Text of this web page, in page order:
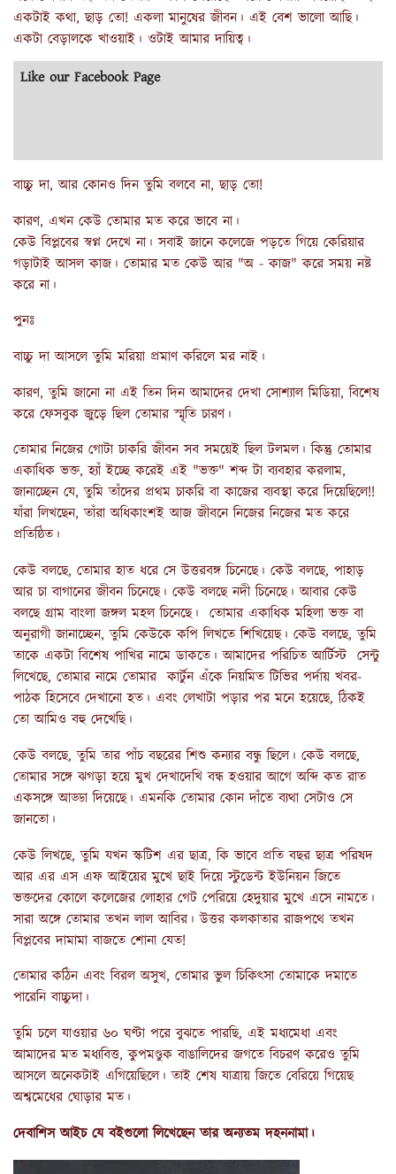
একটাই কথা, ছাড় তো! একলা মানুষের জীবন। এই বেশ ভালো আছি।
একটা বেড়ালকে খাওয়াই। ওটাই আমার দায়িত্ব।
Like our Facebook Page
বাচ্চু দা, আর কোনও দিন তুমি বলবে না, ছাড় তো!
কারণ, এখন কেউ তোমার মত করে ভাবে না।
কেউ বিপ্লবের স্বপ্ন দেখে না। সবাই জানে কলেজে পড়তে গিয়ে কেরিয়ার
গড়াটাই আসল কাজ। তোমার মত কেউ আর "অ - কাজ" করে সময় নষ্ট
করে না।
পুনঃ
বাচ্চু দা আসলে তুমি মরিয়া প্রমাণ করিলে মর নাই।
কারণ, তুমি জানো না এই তিন দিন আমাদের দেখা সোশ্যাল মিডিয়া, বিশেষ
করে ফেসবুক জুড়ে ছিল তোমার স্মৃতি চারণ।
তোমার নিজের গোটা চাকরি জীবন সব সময়েই ছিল টলমল। কিন্তু তোমার
একাধিক ভক্ত, হ্যাঁ ইচ্ছে করেই এই "ভক্ত" শব্দ টা ব্যবহার করলাম,
জানাচ্ছেন যে, তুমি তাঁদের প্রথম চাকরি বা কাজের ব্যবস্থা করে দিয়েছিলে!!
যাঁরা লিখছেন, তাঁরা অধিকাংশই আজ জীবনে নিজের নিজের মত করে
প্রতিষ্ঠিত।
কেউ বলছে, তোমার হাত ধরে সে উত্তরবঙ্গ চিনেছে। কেউ বলছে, পাহাড়
আর চা বাগানের জীবন চিনেছে। কেউ বলছে নদী চিনেছে। আবার কেউ
বলছে গ্রাম বাংলা জঙ্গল মহল চিনেছে। তোমার একাধিক মহিলা ভক্ত বা
অনুরাগী জানাচ্ছেন, তুমি কেউকে কপি লিখতে শিখিয়েছ। কেউ বলছে, তুমি
তাকে একটা বিশেষ পাখির নামে ডাকতে। আমাদের পরিচিত আর্টিস্ট সেন্টু
লিখেছে, তোমার নামে তোমার কার্টুন এঁকে নিয়মিত টিভির পর্দায় খবর-
পাঠক হিসেবে দেখানো হত। এবং লেখাটা পড়ার পর মনে হয়েছে, ঠিকই
তো আমিও বহু দেখেছি।
কেউ বলছে, তুমি তার পাঁচ বছরের শিশু কন্যার বন্ধু ছিলে। কেউ বলছে,
তোমার সঙ্গে ঝগড়া হয়ে মুখ দেখাদেখি বন্ধ হওয়ার আগে অব্দি কত রাত
একসঙ্গে আড্ডা দিয়েছে। এমনকি তোমার কোন দাঁতে ব্যথা সেটাও সে
জানতো।
কেউ লিখছে, তুমি যখন স্কটিশ এর ছাত্র, কি ভাবে প্রতি বছর ছাত্র পরিষদ
আর এর এস এফ আইয়ের মুখে ছাই দিয়ে স্টুডেন্ট ইউনিয়ন জিতে
ভক্তদের কোলে কলেজের লোহার গেট পেরিয়ে হেদুয়ার মুখে এসে নামতে।
সারা অঙ্গে তোমার তখন লাল আবির। উত্তর কলকাতার রাজপথে তখন
বিপ্লবের দামামা বাজতে শোনা যেত!
তোমার কঠিন এবং বিরল অসুখ, তোমার ভুল চিকিৎসা তোমাকে দমাতে
পারেনি বাচ্চুদা।
তুমি চলে যাওয়ার ৬০ ঘণ্টা পরে বুঝতে পারছি, এই মধ্যমেধা এবং
আমাদের মত মধ্যবিত্ত, কুপমণ্ডুক বাঙালিদের জগতে বিচরণ করেও তুমি
আসলে অনেকটাই এগিয়েছিলে। তাই শেষ যাত্রায় জিতে বেরিয়ে গিয়েছ
অশ্বমেধের ঘোড়ার মত।
দেবাশিস আইচ যে বইগুলো লিখেছেন তার অন্যতম দহননামা।